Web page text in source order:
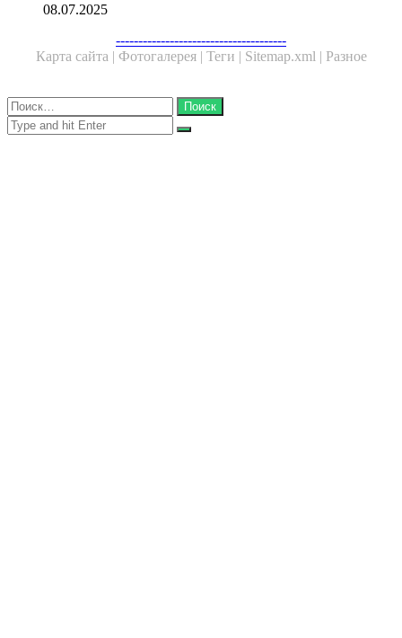
08.07.2025
--------------------------------------
Карта сайта | Фотогалерея | Теги | Sitemap.xml | Разное
Close
Найти:
Close
Search